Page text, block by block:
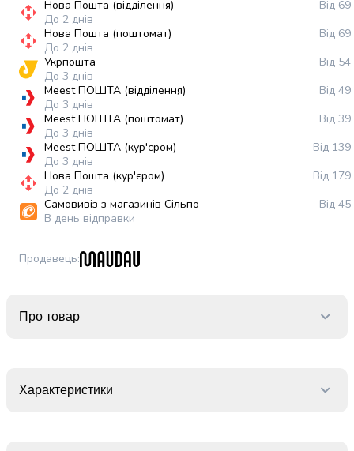
випічки
Борошно
Приправа
сіль
Оцет
Продукти
для
і
ролів
Желе
суміші
для
крупа
Нова Пошта (відділення)
До 2 днів
Від
Нова Пошта (поштомат)
До 2 днів
Від
Укрпошта
До 3 днів
Від
Meest ПОШТА (відділення)
До 3 днів
Від
Meest ПОШТА (поштомат)
До 3 днів
Від
Meest ПОШТА (кур'єром)
До 3 днів
Від
Нова Пошта (кур'єром)
До 2 днів
Від
Самовивіз з магазинів Сільпо
В день відправки
Від
Продавець:
Про товар
Характеристики